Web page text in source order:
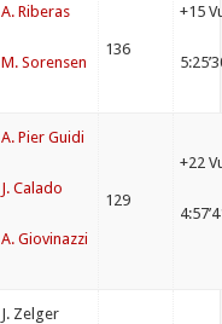
A. Riberas
M. Sorensen
136
+15
A. Pier Guidi
J. Calado
A. Giovinazzi
129
+22
J. Zelger